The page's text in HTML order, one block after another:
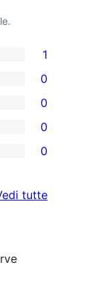
1
0
0
0
0
tuttele